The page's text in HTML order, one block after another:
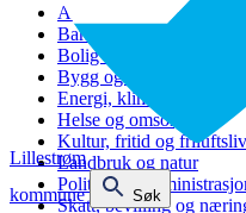
Lillestrøm
kommune
Søk
Avfall og gjenvinning
Barnehage
Bolig og sosiale tjenester
Bygg og eiendom
Energi, klima og miljø
Helse og omsorg
Kultur, fritid og friluftsliv
Landbruk og natur
Politikk og
Skatt, bevilling og